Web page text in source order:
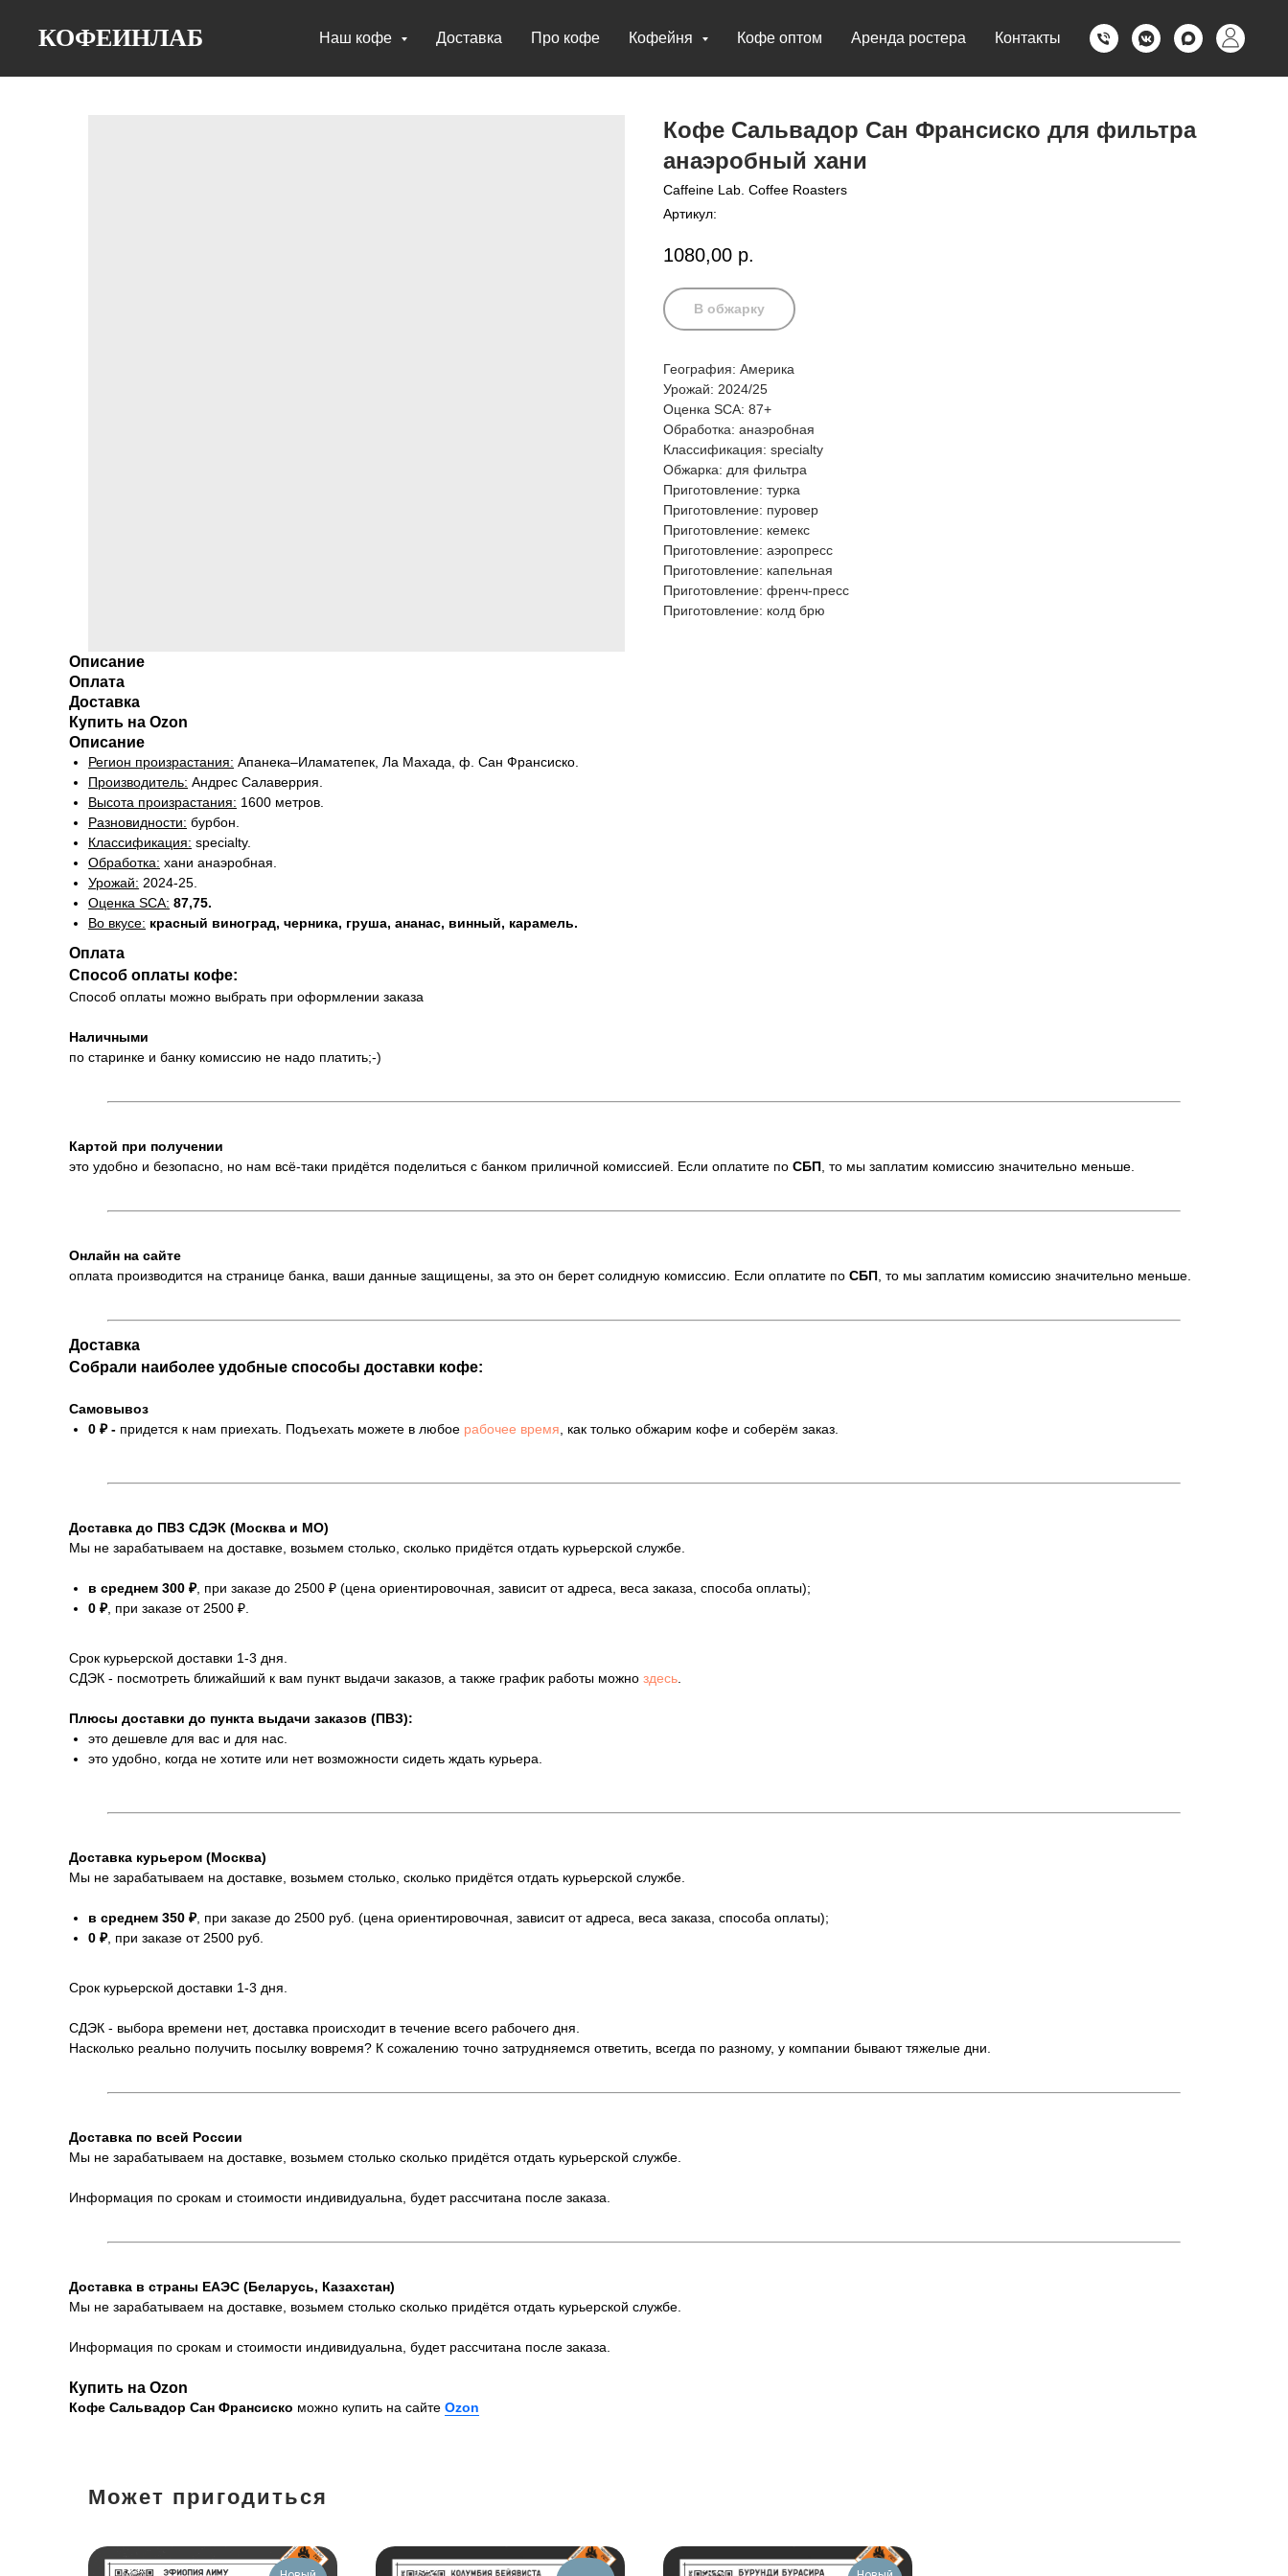
КОФЕИНЛАБ Наш кофе Доставка Про кофе Кофейня Кофе оптом Аренда ростера Контакты
Кофе Сальвадор Сан Франсиско для фильтра
анаэробный хани
Caffeine Lab. Coffee Roasters
Артикул:
1080,00 р.
В обжарку
География: Америка
Урожай: 2024/25
Оценка SCA: 87+
Обработка: анаэробная
Классификация: specialty
Обжарка: для фильтра
Приготовление: турка
Приготовление: пуровер
Приготовление: кемекс
Приготовление: аэропресс
Приготовление: капельная
Приготовление: френч-пресс
Приготовление: колд брю
Описание
Оплата
Доставка
Купить на Ozon
Описание
Регион произрастания: Апанека–Иламатепек, Ла Махада, ф. Сан Франсиско.
Производитель: Андрес Салаверрия.
Высота произрастания: 1600 метров.
Разновидности: бурбон.
Классификация: specialty.
Обработка: хани анаэробная.
Урожай: 2024-25.
Оценка SCA: 87,75.
Во вкусе: красный виноград, черника, груша, ананас, винный, карамель.
Оплата
Способ оплаты кофе:
Способ оплаты можно выбрать при оформлении заказа
Наличными
по старинке и банку комиссию не надо платить;-)
Картой при получении
это удобно и безопасно, но нам всё-таки придётся поделиться с банком приличной комиссией. Если оплатите по СБП то мы заплатим комиссию значительно меньше.
Онлайн на сайте
оплата производится на странице банка, ваши данные защищены, за это он берет солидную комиссию. Если оплатите по СБП , то мы заплатим комиссию значительно меньше.
Доставка
Собрали наиболее удобные способы доставки кофе:
Самовывоз
0 ₽ - придется к нам приехать. Подъехать можете в любое рабочее время , как только обжарим кофе и соберём заказ.
Доставка до ПВЗ СДЭК (Москва и МО)
Мы не зарабатываем на доставке, возьмем столько, сколько придётся отдать курьерской службе.
в среднем 300 ₽, при заказе до 2500 ₽ (цена ориентировочная, зависит от адреса, веса заказа, способа оплаты);
0 ₽, при заказе от 2500 ₽.
Срок курьерской доставки 1-3 дня.
СДЭК - посмотреть ближайший к вам пункт выдачи заказов, а также график работы можно здесь
Плюсы доставки до пункта выдачи заказов (ПВЗ):
это дешевле для вас и для нас.
это удобно, когда не хотите или нет возможности сидеть ждать курьера.
Доставка курьером (Москва)
Мы не зарабатываем на доставке, возьмем столько, сколько придётся отдать курьерской службе.
в среднем 350 ₽, при заказе до 2500 руб. (цена ориентировочная, зависит от адреса, веса заказа, способа оплаты);
0 ₽, при заказе от 2500 руб.
Срок курьерской доставки 1-3 дня.
СДЭК - выбора времени нет, доставка происходит в течение всего рабочего дня.
Насколько реально получить посылку вовремя? К сожалению точно затрудняемся ответить, всегда по разному, у компании бывают тяжелые дни.
Доставка по всей России
Мы не зарабатываем на доставке, возьмем столько сколько придётся отдать курьерской службе.
Информация по срокам и стоимости индивидуальна, будет рассчитана после заказа.
Доставка в страны ЕАЭС (Беларусь, Казахстан)
Мы не зарабатываем на доставке, возьмем столько сколько придётся отдать курьерской службе.
Информация по срокам и стоимости индивидуальна, будет рассчитана после заказа.
Купить на Ozon
Кофе Сальвадор Сан Франсиско можно купить на сайте Ozon
Может пригодиться